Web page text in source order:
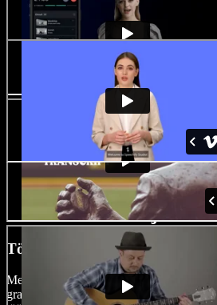
Maci
Tehisintellektil
videolooja
Töötle videoid nagu proff
Meie platvormil on lohistatav liides,
graafika võimalused ning üleminekud,